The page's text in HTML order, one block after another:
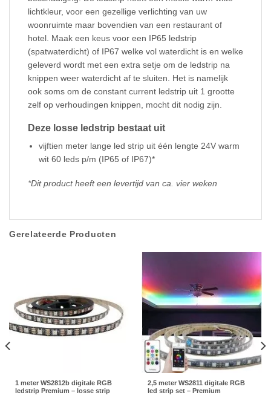
lichtkleur, voor een gezellige verlichting van uw
woonruimte maar bovendien van een restaurant of
hotel. Maak een keus voor een IP65 ledstrip
(spatwaterdicht) of IP67 welke vol waterdicht is en welke
geleverd wordt met een extra setje om de ledstrip na
knippen weer waterdicht af te sluiten. Het is namelijk
ook soms om de constant current ledstrip uit 1 grootte
zelf op verhoudingen knippen, mocht dit nodig zijn.
Deze losse ledstrip bestaat uit
vijftien meter lange led strip uit één lengte 24V warm
wit 60 leds p/m (IP65 of IP67)*
*Dit product heeft een levertijd van ca. vier weken
Gerelateerde Producten
1 meter WS2812b digitale RGB
ledstrip Premium – losse strip
2,5 meter WS2811 digitale RGB
led strip set – Premium